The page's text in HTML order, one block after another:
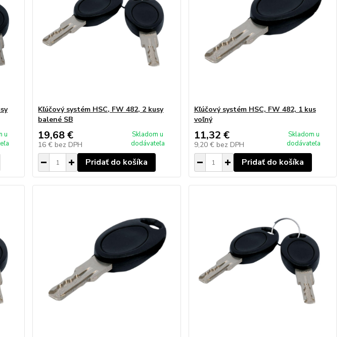
u
Kľúčový systém HSC, FW 482, 2 kusy
balené SB
19,68 €
16 € bez DPH
Skladom u
dodávateľa
Pridať do košíka
Kľúčový systém HSC, FW 482, 1 kus
voľný
11,32 €
9,20 € bez DPH
Skladom u
dodávateľa
Pridať do košíka